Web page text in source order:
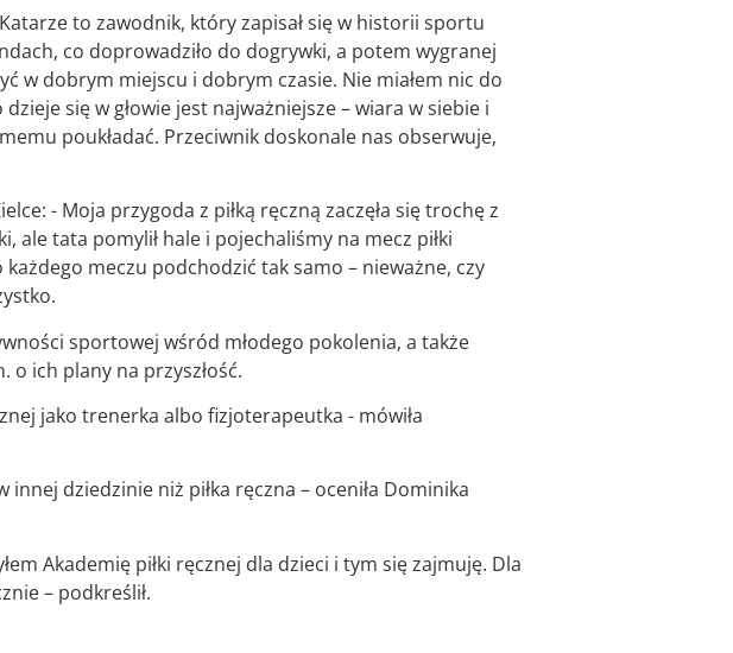
to zawodnik, który zapisał się w historii sportu
co doprowadziło do dogrywki, a potem wygranej
w dobrym miejscu i dobrym czasie. Nie miałem nic do
się w głowie jest najważniejsze – wiara w siebie i
poukładać. Przeciwnik doskonale nas obserwuje,
- Moja przygoda z piłką ręczną zaczęła się trochę z
ale tata pomylił hale i pojechaliśmy na mecz piłki
każdego meczu podchodzić tak samo – nieważne, czy
sportowej wśród młodego pokolenia, a także
ich plany na przyszłość.
jako trenerka albo fizjoterapeutka - mówiła
dziedzinie niż piłka ręczna – oceniła Dominika
Akademię piłki ręcznej dla dzieci i tym się zajmuję. Dla
– podkreślił.